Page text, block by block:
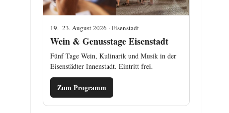
19.–23. August 2026 · Eisenstadt
Wein & Genusstage Eisenstadt
Fünf Tage Wein, Kulinarik und Musik in der
Eisenstädter Innenstadt. Eintritt frei.
Zum Programm